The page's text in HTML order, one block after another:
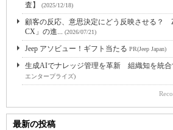
査】
(2025/12/18)
顧客の反応、意思決定にどう反映させる？
CX」の進... (2026/07/21)
Jeep アソビュー！ギフト当たる PR(Jeep Japan)
生成AIでナレッジ管理を革新 組織知を統合
エンタープライズ)
最新の投稿